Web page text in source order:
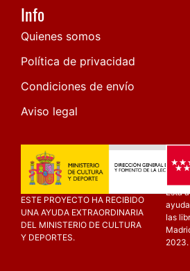
Info
Quienes somos
Política de privacidad
Condiciones de envío
Aviso legal
ESTE PROYECTO HA RECIBIDO
UNA AYUDA EXTRAORDINARIA
DEL MINISTERIO DE CULTURA
Y DEPORTES.
Esta
las
2023.